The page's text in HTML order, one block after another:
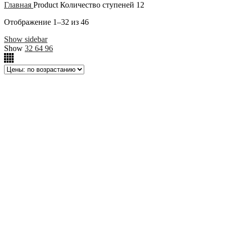
Главная Product Количество ступеней 12
Отображение 1–32 из 46
Show sidebar
Show 32 64 96